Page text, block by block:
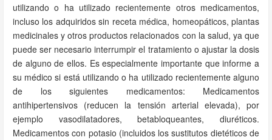
utilizando o ha utilizado recientemente otros medicamentos,
incluso los adquiridos sin receta médica, homeopáticos, plantas
medicinales y otros productos relacionados con la salud, ya que
puede ser necesario interrumpir el tratamiento o ajustar la dosis
de alguno de ellos. Es especialmente importante que informe a
su médico si está utilizando o ha utilizado recientemente alguno
de los siguientes medicamentos: Medicamentos
antihipertensivos (reducen la tensión arterial elevada), por
ejemplo vasodilatadores, betabloqueantes, diuréticos.
Medicamentos con potasio (incluidos los sustitutos dietéticos de